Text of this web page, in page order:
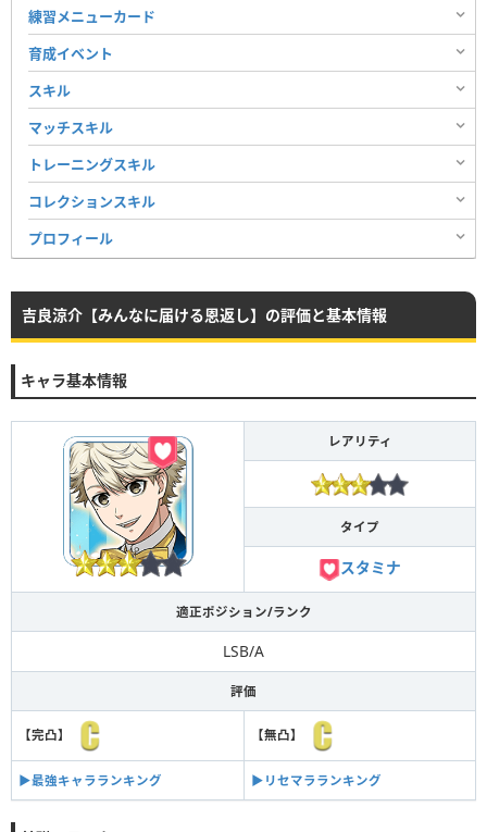
練習メニューカード
育成イベント
スキル
マッチスキル
トレーニングスキル
コレクションスキル
プロフィール
吉良涼介【みんなに届ける恩返し】の評価と基本情報
キャラ基本情報
レアリティ
タイプ
スタミナ
適正ポジション/ランク
LSB/A
評価
【完凸】 【無凸】
▶︎最強キャラランキング ▶︎リセマラランキング